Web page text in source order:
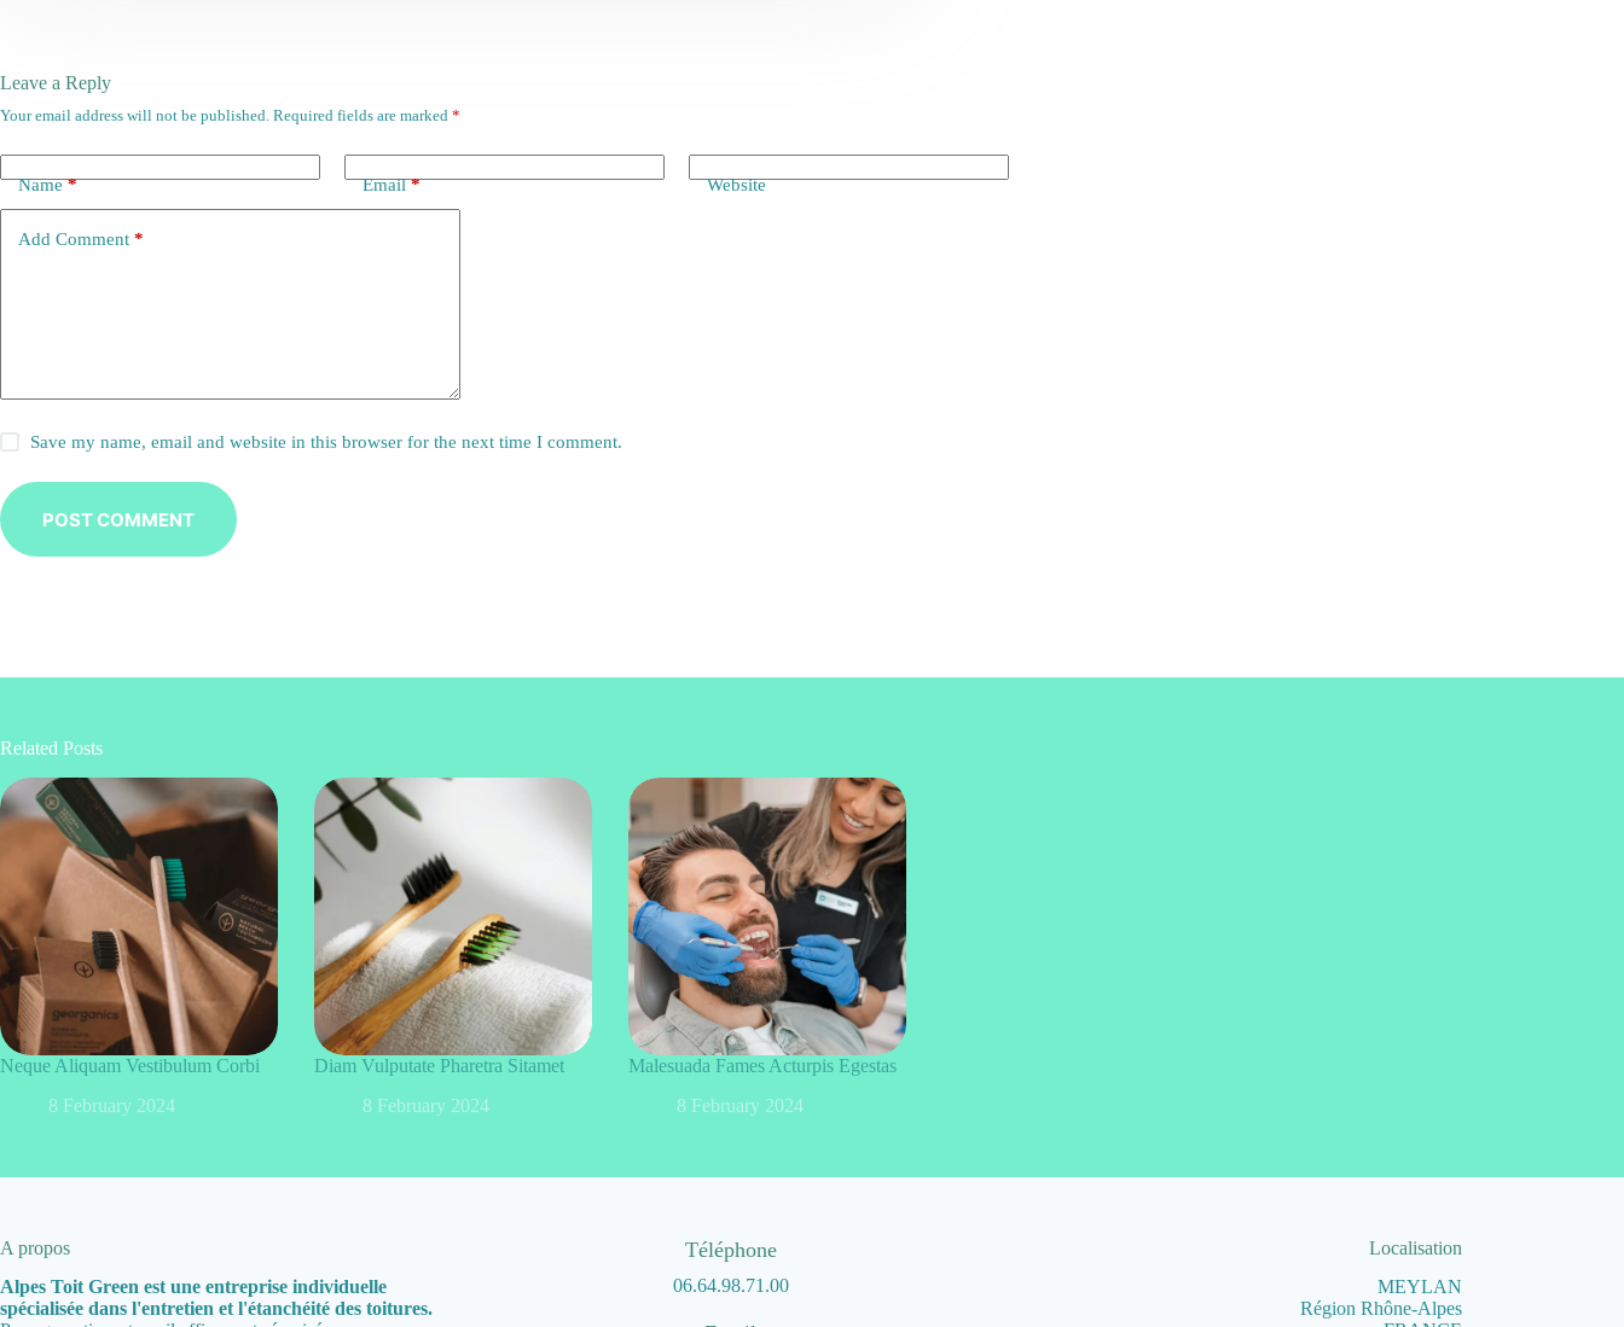
Leave a Reply
Your email address will not be published. Required fields are marked *
Name* Email* Website
Add Comment *
Save my name, email and website in this browser for the next time I comment.
POST COMMENT
Related Posts
Neque Aliquam Vestibulum Corbi
8 February 2024
Diam Vulputate Pharetra Sitamet
8 February 2024
Malesuada Fames Acturpis Egestas
8 February 2024
A propos
Alpes Toit Green est une entreprise individuelle
spécialisée dans l'entretien et l'étanchéité des toitures.
Téléphone
06.64.98.71.00
Localisation
MEYLAN
Région Rhône-Alpes